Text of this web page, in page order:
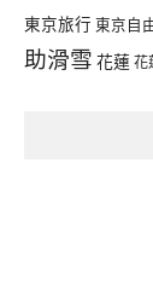
東京旅行 東京自
助滑雪 花蓮花